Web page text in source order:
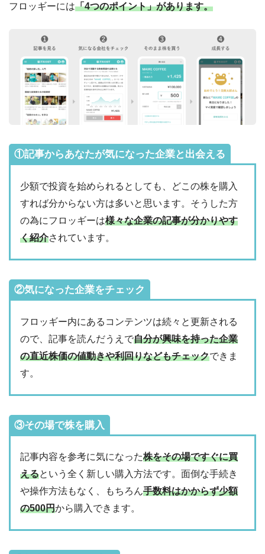
フロッギーには「4つのポイント」があります。
①記事からあなたが気になった企業と出会える
少額で投資を始められるとしても、どこの株を購入
すれば分からない方は多いと思います。そうした方
の為にフロッギーは様々な企業の記事が分かりやす
く紹介されています。
②気になった企業をチェック
フロッギー内にあるコンテンツは続々と更新される
ので、記事を読んだうえで自分が興味を持った企業
の直近株価の値動きや利回りなどもチェックできま
す。
③その場で株を購入
記事内容を参考に気になった株をその場ですぐに買
えるという全く新しい購入方法です。面倒な手続き
や操作方法もなく、もちろん手数料はかからず少額
の500円から購入できます。